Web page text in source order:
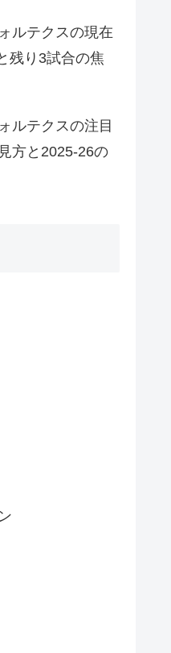
ルテクスの現在
残り3試合の焦
ルテクスの注目
方と2025-26の